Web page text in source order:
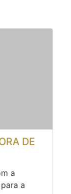
DE
a
a